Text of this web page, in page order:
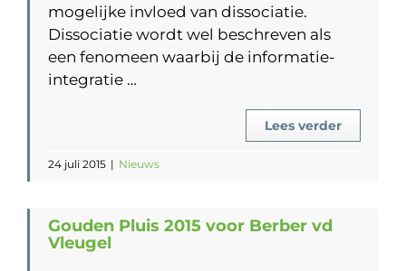
mogelijke invloed van dissociatie.
Dissociatie wordt wel beschreven als
een fenomeen waarbij de informatie-
integratie …
Lees verder
24 juli 2015 | Nieuws
Gouden Pluis 2015 voor Berber vd
Vleugel